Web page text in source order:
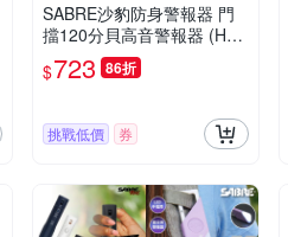
SABRE沙豹防身警報器 門
擋120分貝高音警報器 (HS-
DSA)
$723 86折
挑戰低價 券